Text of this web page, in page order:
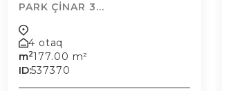
PARK ÇİNAR 3...
4 otaq
m2177.00 m²
ID:537370